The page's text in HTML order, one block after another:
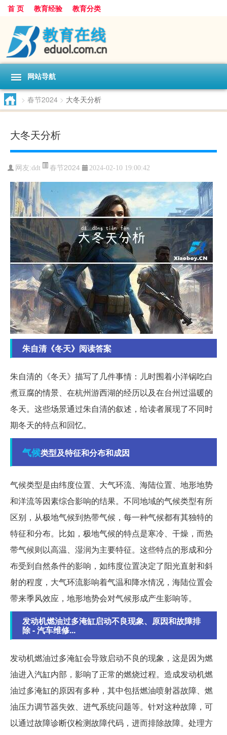
首 页 教育经验 教育分类
网站导航
> 春节2024 > 大冬天分析
大冬天分析
网友:ddt 春节2024 2024-02-10 19:00:42
朱自清《冬天》阅读答案
朱自清的《冬天》描写了几件事情：儿时围着小洋锅吃白
煮豆腐的情景、在杭州游西湖的经历以及在台州过温暖的
冬天。这些场景通过朱自清的叙述，给读者展现了不同时
期冬天的特点和回忆。
气候类型及特征和分布和成因
气候类型是由纬度位置、大气环流、海陆位置、地形地势
和洋流等因素综合影响的结果。不同地域的气候类型有所
区别，从极地气候到热带气候，每一种气候都有其独特的
特征和分布。比如，极地气候的特点是寒冷、干燥，而热
带气候则以高温、湿润为主要特征。这些特点的形成和分
布受到自然条件的影响，如纬度位置决定了阳光直射和斜
射的程度，大气环流影响着气温和降水情况，海陆位置会
带来季风效应，地形地势会对气候形成产生影响等。
发动机燃油过多淹缸启动不良现象、原因和故障排
除 - 汽车维修...
发动机燃油过多淹缸会导致启动不良的现象，这是因为燃
油进入汽缸内部，影响了正常的燃烧过程。造成发动机燃
油过多淹缸的原因有多种，其中包括燃油喷射器故障、燃
油压力调节器失效、进气系统问题等。针对这种故障，可
以通过故障诊断仪检测故障代码，进而排除故障。处理方